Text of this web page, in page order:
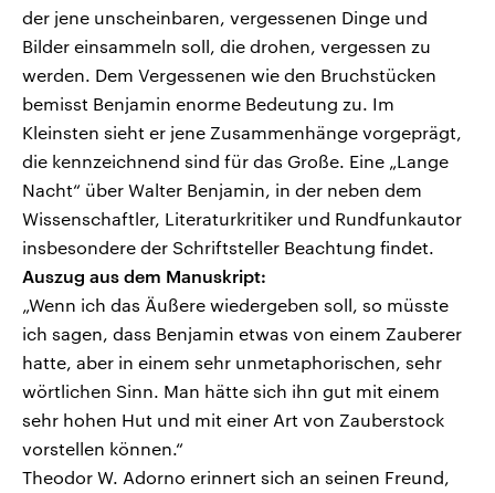
der jene unscheinbaren, vergessenen Dinge und
Bilder einsammeln soll, die drohen, vergessen zu
werden. Dem Vergessenen wie den Bruchstücken
bemisst Benjamin enorme Bedeutung zu. Im
Kleinsten sieht er jene Zusammenhänge vorgeprägt,
die kennzeichnend sind für das Große. Eine „Lange
Nacht“ über Walter Benjamin, in der neben dem
Wissenschaftler, Literaturkritiker und Rundfunkautor
insbesondere der Schriftsteller Beachtung findet.
Auszug aus dem Manuskript:
„Wenn ich das Äußere wiedergeben soll, so müsste
ich sagen, dass Benjamin etwas von einem Zauberer
hatte, aber in einem sehr unmetaphorischen, sehr
wörtlichen Sinn. Man hätte sich ihn gut mit einem
sehr hohen Hut und mit einer Art von Zauberstock
vorstellen können.“
Theodor W. Adorno erinnert sich an seinen Freund,